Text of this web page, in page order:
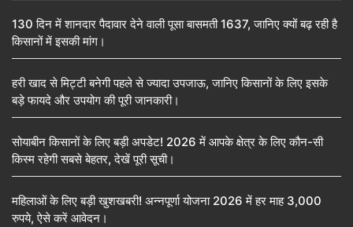
130 दिन में शानदार पैदावार देने वाली पूसा बासमती 1637, जानिए क्यों बढ़ रही है
किसानों में इसकी मांग।
हरी खाद से मिट्टी बनेगी पहले से ज्यादा उपजाऊ, जानिए किसानों के लिए इसके
बड़े फायदे और उपयोग की पूरी जानकारी।
सोयाबीन किसानों के लिए बड़ी अपडेट! 2026 में आपके क्षेत्र के लिए कौन-सी
किस्म रहेगी सबसे बेहतर, देखें पूरी सूची।
महिलाओं के लिए बड़ी खुशखबरी! अन्नपूर्णा योजना 2026 में हर माह 3,000
रुपये, ऐसे करें आवेदन।